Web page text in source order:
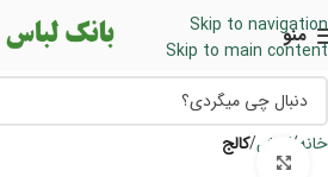
Skip to navigation
Skip to main content
منو
خانه کفش کالج
برای بزرگنمایی کلیک کنید